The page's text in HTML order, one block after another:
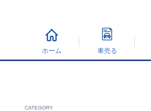
ホーム 車売る
CATEGORY